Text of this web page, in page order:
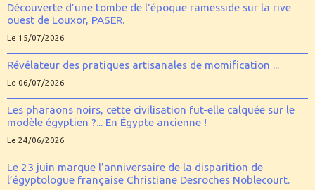
Découverte d’une tombe de l'époque ramesside sur la rive
ouest de Louxor, PASER.
Le 15/07/2026
Révélateur des pratiques artisanales de momification ...
Le 06/07/2026
Les pharaons noirs, cette civilisation fut-elle calquée sur le
modèle égyptien ?... En Égypte ancienne !
Le 24/06/2026
Le 23 juin marque l’anniversaire de la disparition de
l’égyptologue française Christiane Desroches Noblecourt.